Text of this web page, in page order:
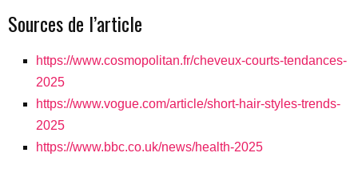
Sources de l’article
https://www.cosmopolitan.fr/cheveux-courts-tendances-
2025
https://www.vogue.com/article/short-hair-styles-trends-
2025
https://www.bbc.co.uk/news/health-2025